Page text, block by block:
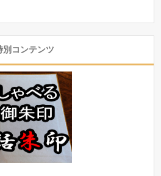
別コンテンツ